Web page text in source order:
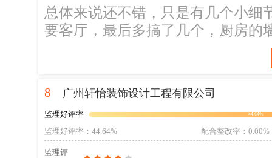
损现场已贴标签，师傅在处理，
6.书房空调孔洞周边封闭处理好，防止虫子爬入。 6.
比例 5 做好成品保护，分色使用
大于3mm，立面垂直度误差不大于
总体来说还不错，只是有几个小细
要客厅，最后多搞了几个，厨房的
8 广州轩怡装饰设计工程有限公司
监理好评率 44.64%
监理好评率 ：44.64% 配合整改率 ：0.00%
监理评